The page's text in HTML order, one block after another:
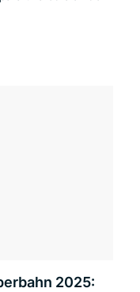
2025: